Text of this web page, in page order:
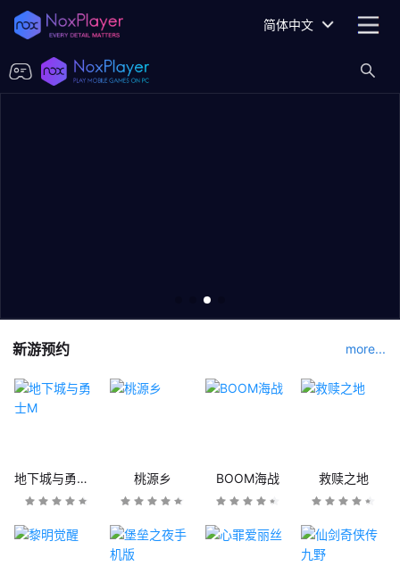
简体中文
新游预约 more...
地下城与勇士M 桃源乡 BOOM海战 救赎之地